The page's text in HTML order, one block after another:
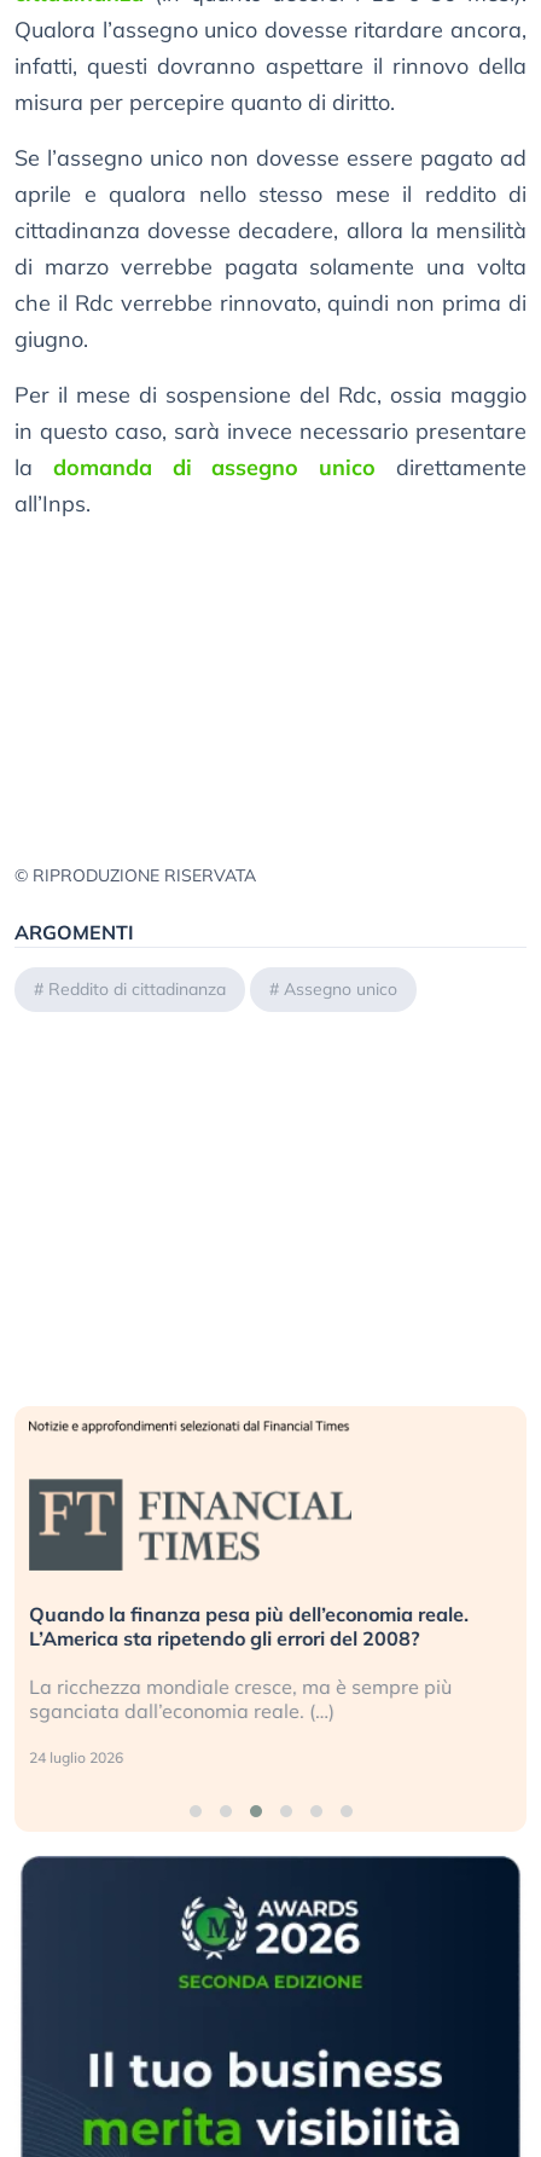
Qualora l’assegno unico dovesse ritardare ancora,
infatti, questi dovranno aspettare il rinnovo della
misura per percepire quanto di diritto.
Se l’assegno unico non dovesse essere pagato ad
aprile e qualora nello stesso mese il reddito di
cittadinanza dovesse decadere, allora la mensilità
di marzo verrebbe pagata solamente una volta
che il Rdc verrebbe rinnovato, quindi non prima di
giugno.
Per il mese di sospensione del Rdc, ossia maggio
in questo caso, sarà invece necessario presentare
la domanda di assegno unico direttamente
all’Inps.
© RIPRODUZIONE RISERVATA
ARGOMENTI
# Reddito di cittadinanza # Assegno unico
Quando la finanza pesa più dell’economia reale.
L’America sta ripetendo gli errori del 2008?
La ricchezza mondiale cresce, ma è sempre più
sganciata dall’economia reale. (…)
24 luglio 2026